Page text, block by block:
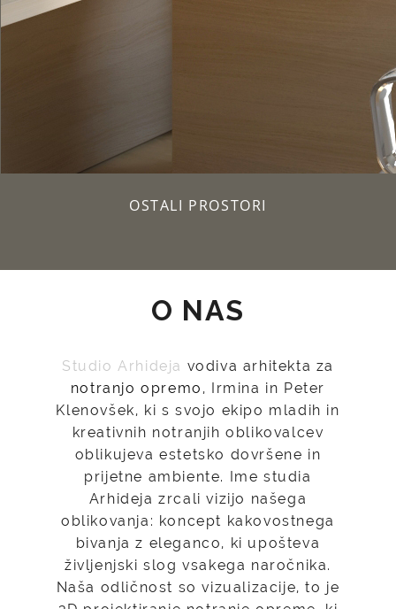
OSTALI PROSTORI
O NAS
Studio Arhideja vodiva arhitekta za
notranjo opremo , Irmina in Peter
Klenovšek, ki s svojo ekipo mladih in
kreativnih notranjih oblikovalcev
oblikujeva estetsko dovršene in
prijetne ambiente. Ime studia
Arhideja zrcali vizijo našega
oblikovanja: koncept kakovostnega
bivanja z eleganco, ki upošteva
življenjski slog vsakega naročnika.
Naša odličnost so vizualizacije, to je